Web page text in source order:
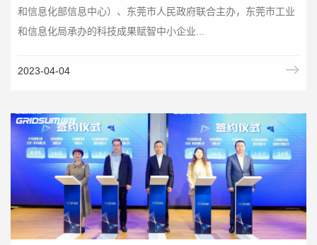
和信息化部信息中心）、东莞市人民政府联合主办，东莞市工业
和信息化局承办的科技成果赋智中小企业...
2023-04-04